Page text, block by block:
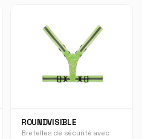
ROUNDVISIBLE
Bretelles de sécurité avec